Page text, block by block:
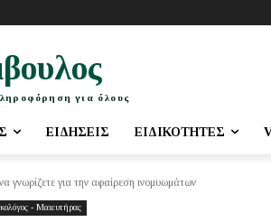
για όλους
ΕΙΔΉΣΕΙΣ ΕΙΔΙΚΌΤΗΤΕΣ
γνωρίζετε για την αφαίρεση ινομυωμάτων
- Μαιευτήρας